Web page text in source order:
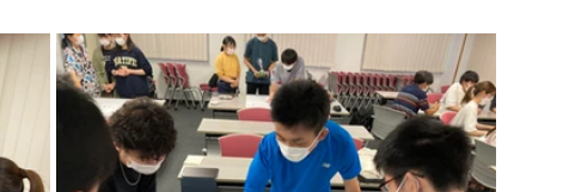
ええじゃん栄村 松本大学 みなかみ町役場